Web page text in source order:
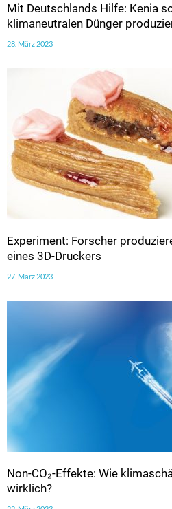
Mit Deutschlands Hilfe: Kenia
klimaneutralen Dünger
28. März 2023
Experiment: Forscher
eines 3D-Druckers
27. März 2023
Non-CO₂-Effekte: Wie
wirklich?